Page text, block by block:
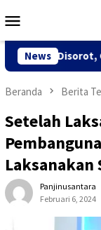
ke
Mobile
News
Ajukan Amicus
Beranda Berita
Setelah
Laksanakan
Panjinusantara
Februari 6, 2024